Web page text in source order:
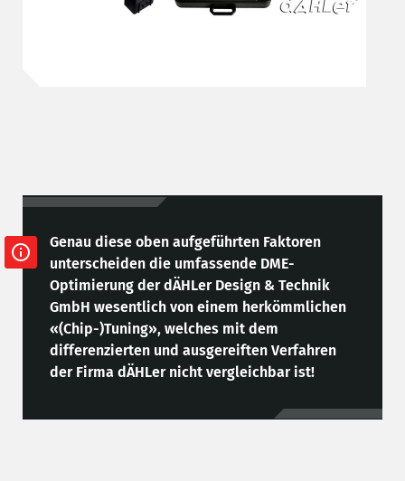
Genau diese oben aufgeführten Faktoren
unterscheiden die umfassende DME-
Optimierung der dÄHLer Design & Technik
GmbH wesentlich von einem herkömmlichen
«(Chip-)Tuning», welches mit dem
differenzierten und ausgereiften Verfahren
der Firma dÄHLer nicht vergleichbar ist!